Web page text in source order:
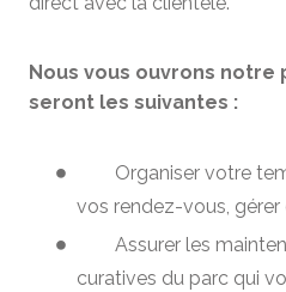
Nous vous ouvrons notre
seront les suivantes :
Organiser votre
vos rendez-vous, gérer
Assurer les
curatives du parc qui